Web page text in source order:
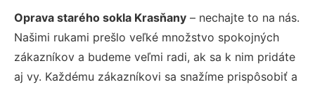
Oprava starého sokla Krasňany – nechajte to na nás.
Našimi rukami prešlo veľké množstvo spokojných
zákazníkov a budeme veľmi radi, ak sa k nim pridáte
aj vy. Každému zákazníkovi sa snažíme prispôsobiť a